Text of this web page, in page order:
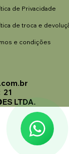
Fri 9:00 - 16:00
de Privacidade
de troca e
e condições
LTDA.